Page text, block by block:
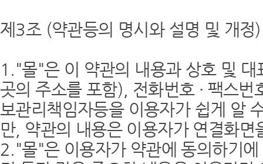
제3조 (약관등의 명시와 설명 및 개정)
1."몰"은 이 약관의 내용과 상호 및
곳의 주소를 포함), 전화번호 · 팩스
보관리책임자등을 이용자가 쉽게 알
만, 약관의 내용은 이용자가 연결화
2."몰"은 이용자가 약관에 동의하기에